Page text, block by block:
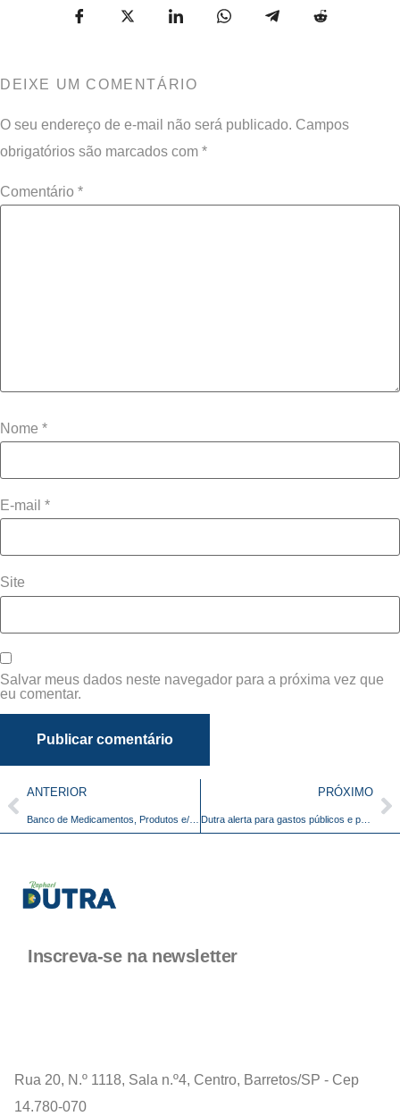
DEIXE UM COMENTÁRIO
O seu endereço de e-mail não será publicado. Campos
obrigatórios são marcados com *
Comentário *
Nome *
E-mail *
Site
Salvar meus dados neste navegador para a próxima vez que
eu comentar.
ANTERIOR PRÓXIMO
Dutra alerta para gastos públicos e pede aplicação de verba no abastecimento de água
Inscreva-se na newsletter
Rua 20, N.º 1118, Sala n.º4, Centro, Barretos/SP - Cep
14.780-070